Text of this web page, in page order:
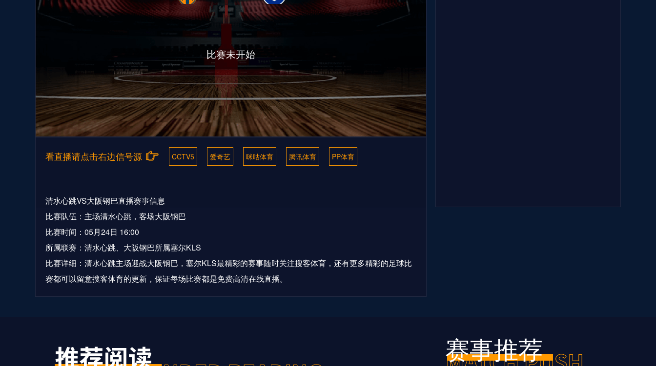
比赛未开始
看直播请点击右边信号源 CCTV5 爱奇艺 咪咕体育 腾讯体育 PP体育
清水心跳VS大阪钢巴直播赛事信息
比赛队伍：主场清水心跳，客场大阪钢巴
比赛时间：05月24日 16:00
所属联赛：清水心跳、大阪钢巴所属塞尔KLS
比赛详细：清水心跳主场迎战大阪钢巴，塞尔KLS最精彩的赛事随时关注搜客体育，还有更多精彩的足球比
赛都可以留意搜客体育的更新，保证每场比赛都是免费高清在线直播。
赛事推荐